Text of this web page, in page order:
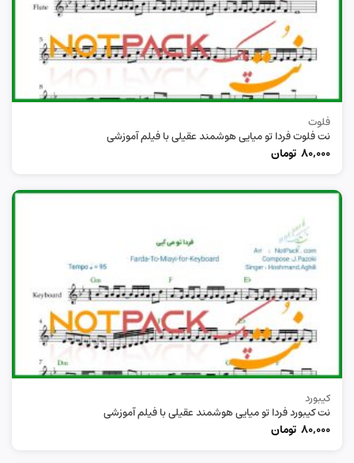
فلوت
نت فلوت فردا تو میایی هوشمند عقیلی با فیلم آموزشی
80,000 تومان
کیبورد
نت کیبورد فردا تو میایی هوشمند عقیلی با فیلم آموزشی
80,000 تومان